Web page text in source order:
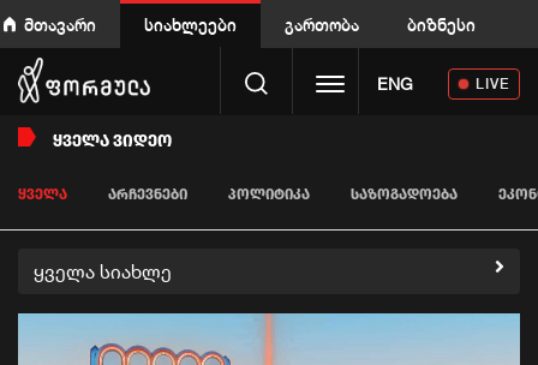
მთავარი სიახლეები გართობა ბიზნესი
Toggle navigation
ENG LIVE
ᲧᲕᲔᲚᲐ ᲕᲘᲓᲔᲝ
ᲧᲕᲔᲚᲐ ᲐᲠᲩᲔᲕᲜᲔᲑᲘ ᲞᲝᲚᲘᲢᲘᲙᲐ ᲡᲐᲖᲝᲒᲐᲓᲝᲔᲑᲐ
ყველა სიახლე